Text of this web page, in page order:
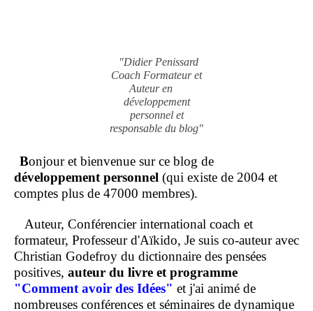
"Didier Penissard
Coach Formateur et
Auteur en
développement
personnel et
responsable du blog"
Bonjour et bienvenue sur ce blog de
développement personnel (qui existe de 2004 et
comptes plus de 47000 membres).
Auteur, Conférencier international coach et
formateur, Professeur d'Aïkido, Je suis co-auteur avec
Christian Godefroy du dictionnaire des pensées
positives, auteur du livre et programme
"Comment avoir des Idées" et j'ai animé de
nombreuses conférences et séminaires de dynamique